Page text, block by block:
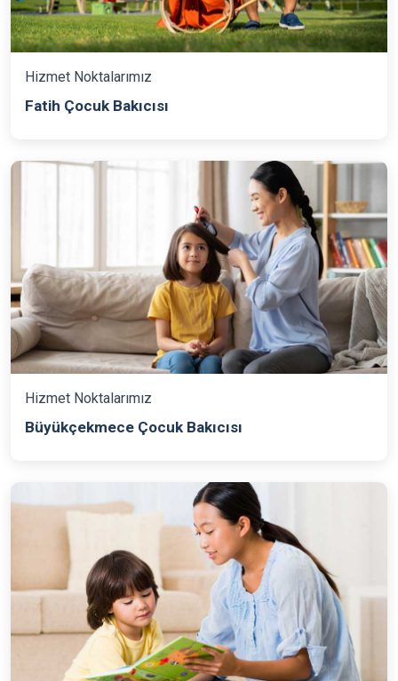
Hizmet Noktalarımız
Fatih Çocuk Bakıcısı
Hizmet Noktalarımız
Büyükçekmece Çocuk Bakıcısı